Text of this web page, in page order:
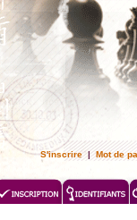
S'inscrire|Mot de